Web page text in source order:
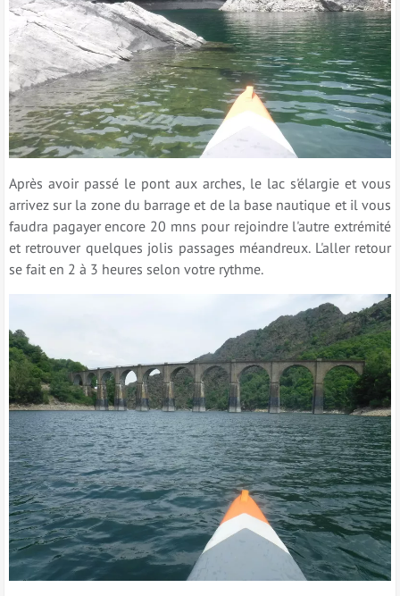
Après avoir passé le pont aux arches, le lac s'élargie et vous
arrivez sur la zone du barrage et de la base nautique et il vous
faudra pagayer encore 20 mns pour rejoindre l'autre extrémité
et retrouver quelques jolis passages méandreux. L'aller retour
se fait en 2 à 3 heures selon votre rythme.